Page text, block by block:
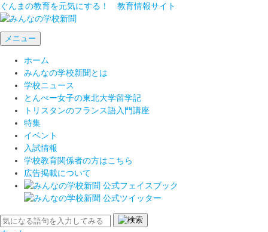
ぐんまの教育を元気にする！ 教育情報サイト
メニュー
ホーム
みんなの学校新聞とは
学校ニュース
とんぺー女子の東北大学留学記
トリスタンのフランス語入門講座
特集
イベント
入試情報
学校教育関係者の方はこちら
広告掲載について